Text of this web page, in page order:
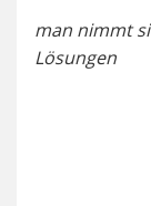
man nimmt
Lösungen